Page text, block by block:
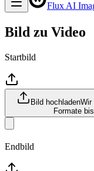
Flux AI
Bild zu Video
Startbild
Bild hochladenWir
Formate
Endbild